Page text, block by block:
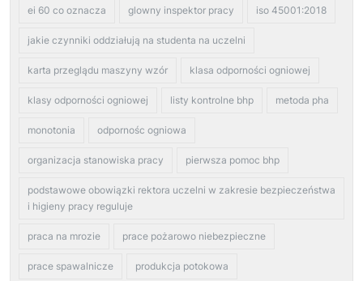
ei 60 co oznacza glowny inspektor pracy iso 45001:2018
jakie czynniki oddziałują na studenta na uczelni
karta przeglądu maszyny wzór klasa odporności ogniowej
klasy odporności ogniowej listy kontrolne bhp metoda pha
monotonia odpornośc ogniowa
organizacja stanowiska pracy pierwsza pomoc bhp
podstawowe obowiązki rektora uczelni w zakresie bezpieczeństwa
i higieny pracy reguluje
praca na mrozie prace pożarowo niebezpieczne
prace spawalnicze produkcja potokowa